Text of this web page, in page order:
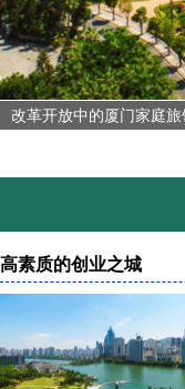
改革开放中的厦门家庭旅
高素质的创业之城